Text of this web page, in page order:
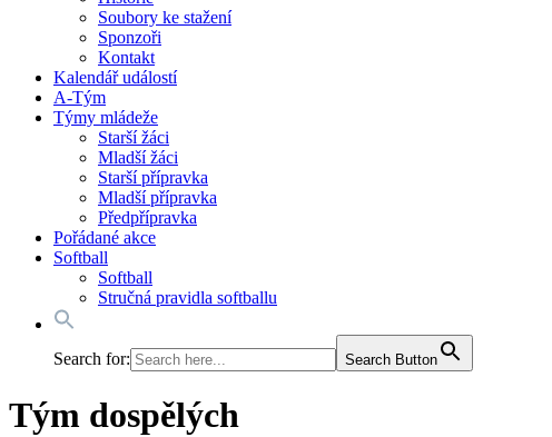
Soubory ke stažení
Sponzoři
Kontakt
Kalendář událostí
A-Tým
Týmy mládeže
Starší žáci
Mladší žáci
Starší přípravka
Mladší přípravka
Předpřípravka
Pořádané akce
Softball
Softball
Stručná pravidla softballu
Search for: Search Button
Tým dospělých